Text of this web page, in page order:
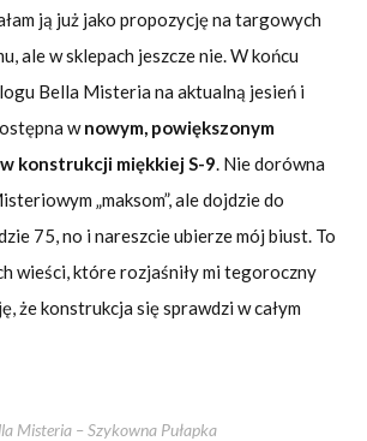
ją już jako propozycję na targowych
ale w sklepach jeszcze nie. W końcu
Bella Misteria na aktualną jesień i
wnowym, powiększonym
konstrukcji miękkiej S-9. Nie dorówna
„maksom”, ale dojdzie do
75, no i nareszcie ubierze mój biust. To
wieści, które rozjaśniły mi tegoroczny
że konstrukcja się sprawdzi w całym
Misteria – Szykowna Pułapka